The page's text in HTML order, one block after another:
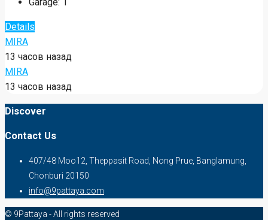
Details
MIRA
13 часов назад
MIRA
13 часов назад
Discover
Contact Us
407/48 Moo12, Theppasit Road, Nong Prue, Banglamung,
Chonburi 20150
info@9pattaya.com
© 9Pattaya - All rights reserved